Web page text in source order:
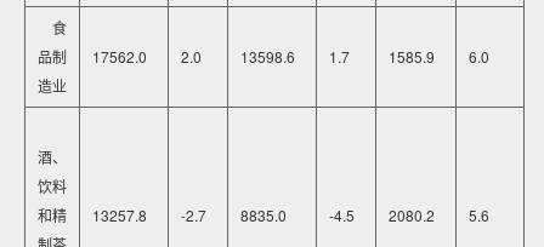
食
品制
造业
17562.0 2.0 13598.6 1.7 1585.9 6.0
酒、
饮料
和精
13257.8 -2.7 8835.0 -4.5 2080.2 5.6